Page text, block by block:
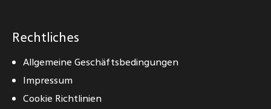
Rechtliches
Allgemeine Geschäftsbedingungen
Impressum
Cookie Richtlinien